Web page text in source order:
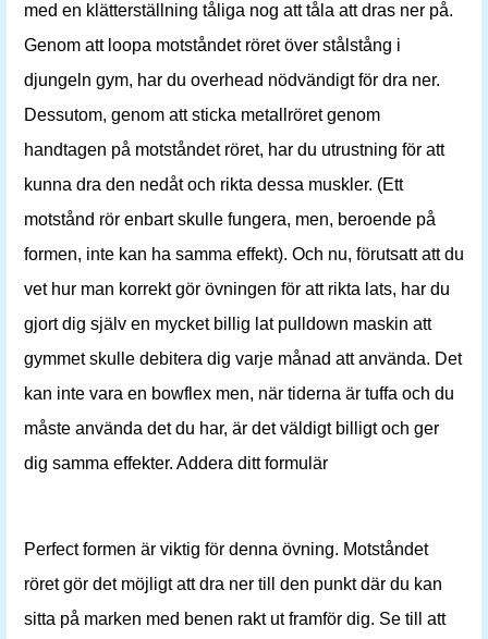
med en klätterställning tåliga nog att tåla att dras ner på.
Genom att loopa motståndet röret över stålstång i
djungeln gym, har du overhead nödvändigt för dra ner.
Dessutom, genom att sticka metallröret genom
handtagen på motståndet röret, har du utrustning för att
kunna dra den nedåt och rikta dessa muskler. (Ett
motstånd rör enbart skulle fungera, men, beroende på
formen, inte kan ha samma effekt). Och nu, förutsatt att du
vet hur man korrekt gör övningen för att rikta lats, har du
gjort dig själv en mycket billig lat pulldown maskin att
gymmet skulle debitera dig varje månad att använda. Det
kan inte vara en bowflex men, när tiderna är tuffa och du
måste använda det du har, är det väldigt billigt och ger
dig samma effekter. Addera ditt formulär
Perfect formen är viktig för denna övning. Motståndet
röret gör det möjligt att dra ner till den punkt där du kan
sitta på marken med benen rakt ut framför dig. Se till att